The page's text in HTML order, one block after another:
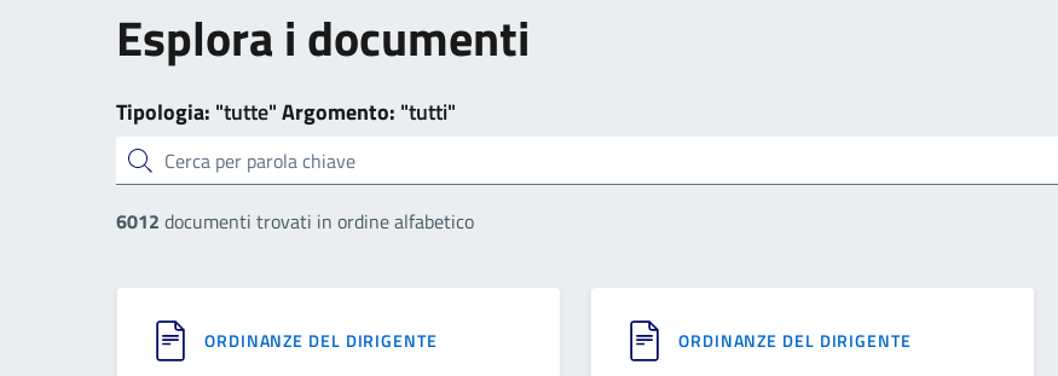
Esplora i documenti
Tipologia: "tutte"Argomento: "tutti"
cerca
6012 documenti trovati in ordine alfabetico
ORDINANZE DEL DIRIGENTE ORDINANZE DEL DIRIGENTE